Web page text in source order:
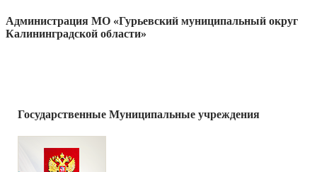
Администрация МО «Гурьевский муниципальный округ
Калининградской области»
Государственные Муниципальные учреждения